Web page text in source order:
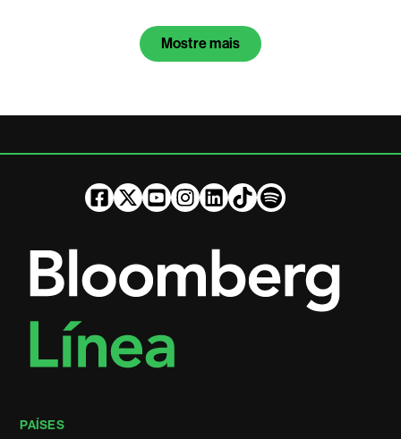
Mostre mais
PAÍSES